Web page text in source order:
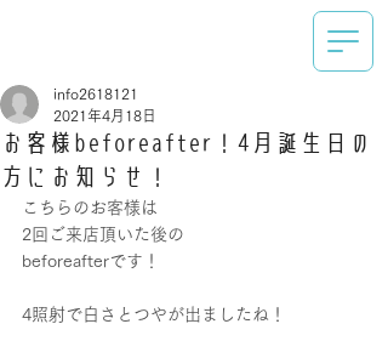
お客様beforeafter！4月誕生日の
方にお知らせ！
info2618121
2021年4月18日
こちらのお客様は
2回ご来店頂いた後の
beforeafterです！
4照射で白さとつやが出ましたね！